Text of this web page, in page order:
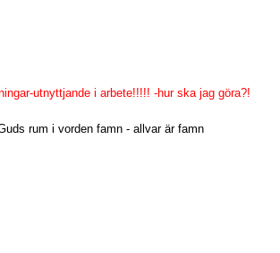
utnyttjande i arbete!!!!! -hur ska jag göra?!
rum i vorden famn - allvar är famn